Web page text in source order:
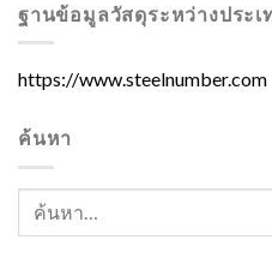
ฐานข้อมูลวัสดุระหว่างประเ
https://www.steelnumber.com
ค้นหา